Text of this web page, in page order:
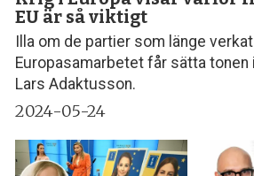
EU är så viktigt
Illa om de partier som länge
Europasamarbetet får sätta
Lars Adaktusson.
2024-05-24